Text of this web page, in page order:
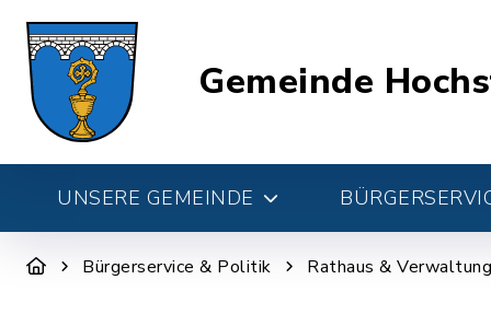
Gemeinde
UNSERE GEMEINDE
Bürgerservice & Politik Rathaus & Verwaltung